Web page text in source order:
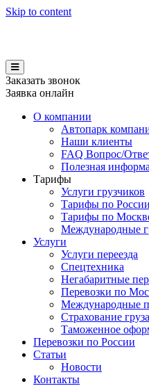
Skip to content
Заказать звонок
Заявка онлайн
О компании
Автопарк
Наши клиенты
FAQ Вопрос/
Полезная
Тарифы
Услуги грузчиков
Тарифы по России
Тарифы по
Международные
Услуги
Услуги переезда
Спецтехника
Негабаритные
Перевозки по
Международные
Страхование груза
Таможенное
Перевозки по России
Статьи
Новости
Контакты